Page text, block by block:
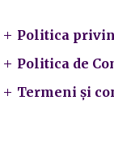
Politica
Politica de
Termeni și